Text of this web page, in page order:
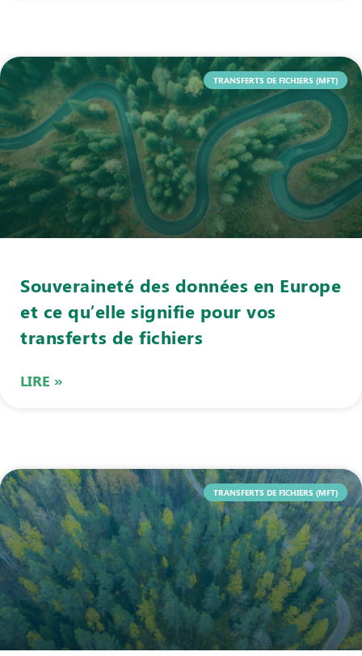
TRANSFERTS DE FICHIERS (MFT)
Souveraineté des données en Europe
et ce qu’elle signifie pour vos
transferts de fichiers
LIRE »
TRANSFERTS DE FICHIERS (MFT)